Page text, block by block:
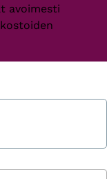
avoimesti